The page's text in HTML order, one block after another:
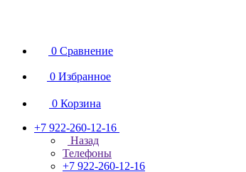
0 Сравнение
0 Избранное
0 Корзина
+7 922-260-12-16
Назад
Телефоны
+7 922-260-12-16